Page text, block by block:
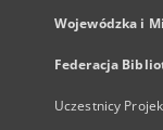
Wojewódzka i
Federacja
Uczestnicy